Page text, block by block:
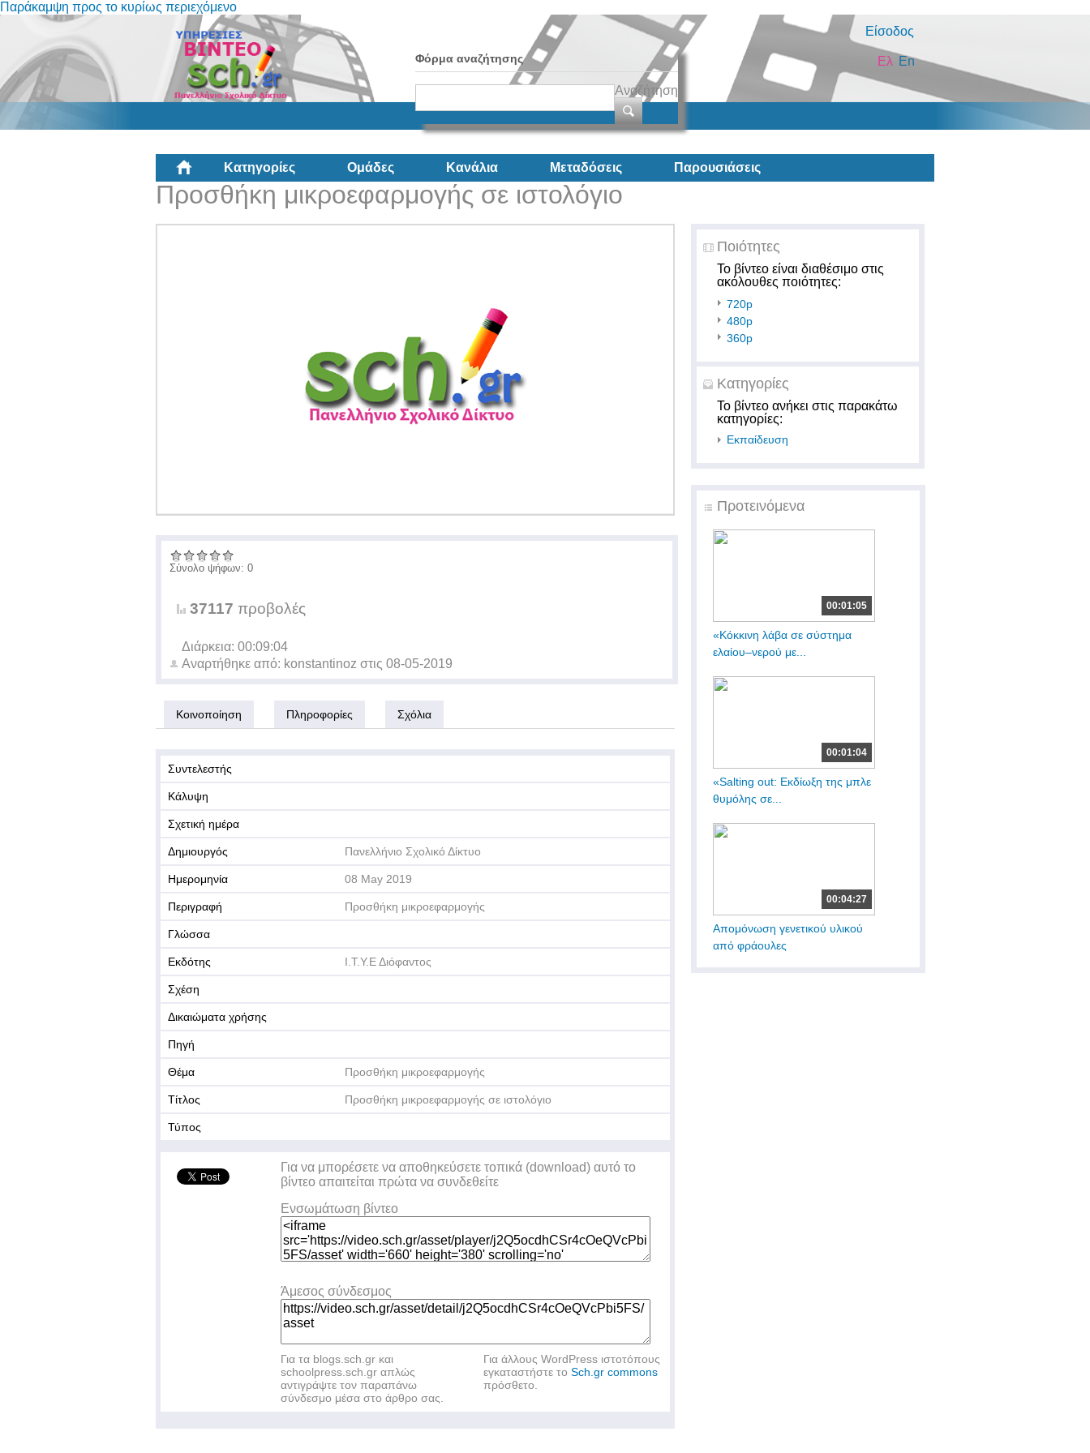
Παράκαμψη προς το κυρίως περιεχόμενο
Είσοδος
Φόρμα αναζήτησης
Αναζήτηση
En
Ελ
Κατηγορίες Ομάδες Κανάλια Μεταδόσεις Παρουσιάσεις
Προσθήκη μικροεφαρμογής σε ιστολόγιο
Ποιότητες
Το βίντεο είναι διαθέσιμο στις
ακόλουθες ποιότητες:
720p
480p
360p
Κατηγορίες
Το βίντεο ανήκει στις παρακάτω
κατηγορίες:
Εκπαίδευση
Προτεινόμενα
00:01:05
«Κόκκινη λάβα σε σύστημα
ελαίου–νερού με...
00:01:04
«Salting out: Εκδίωξη της μπλε
θυμόλης σε...
00:04:27
Απομόνωση γενετικού υλικού
από φράουλες
Σύνολο ψήφων: 0
37117 προβολές
Διάρκεια: 00:09:04
Αναρτήθηκε από: konstantinoz στις 08-05-2019
Κοινοποίηση Πληροφορίες Σχόλια
Συντελεστής
Κάλυψη
Σχετική ημέρα
Δημιουργός Πανελλήνιο Σχολικό Δίκτυο
Ημερομηνία 08 May 2019
Περιγραφή Προσθήκη μικροεφαρμογής
Γλώσσα
Εκδότης Ι.Τ.Υ.Ε Διόφαντος
Σχέση
Δικαιώματα χρήσης
Πηγή
Θέμα Προσθήκη μικροεφαρμογής
Τίτλος Προσθήκη μικροεφαρμογής σε ιστολόγιο
Τύπος
Για να μπορέσετε να αποθηκεύσετε τοπικά (download) αυτό το
βίντεο απαιτείται πρώτα να συνδεθείτε
Ενσωμάτωση βίντεο
Άμεσος σύνδεσμος
Για τα blogs.sch.gr και
schoolpress.sch.gr απλώς
αντιγράψτε τον παραπάνω
σύνδεσμο μέσα στο άρθρο σας.
Για άλλους WordPress ιστοτόπους
εγκαταστήστε το Sch.gr commons
πρόσθετο.